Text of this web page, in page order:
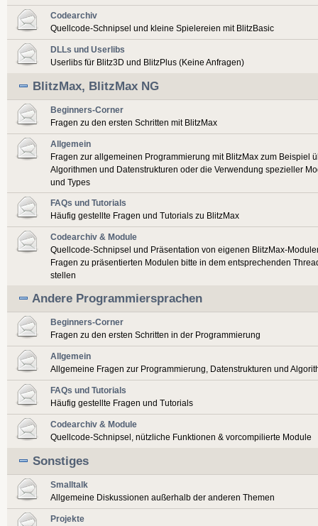
Codearchiv
Quellcode-Schnipsel und kleine Spielereien mit BlitzBasic
DLLs und Userlibs
Userlibs für Blitz3D und BlitzPlus (Keine Anfragen)
BlitzMax, BlitzMax NG
Beginners-Corner
Fragen zu den ersten Schritten mit BlitzMax
Allgemein
Fragen zur allgemeinen Programmierung mit BlitzMax zum Beispiel
Algorithmen und Datenstrukturen oder die Verwendung spezieller
und Types
FAQs und Tutorials
Häufig gestellte Fragen und Tutorials zu BlitzMax
Codearchiv & Module
Quellcode-Schnipsel und Präsentation von eigenen BlitzMax-
Fragen zu präsentierten Modulen bitte in dem entsprechenden
stellen
Andere Programmiersprachen
Beginners-Corner
Fragen zu den ersten Schritten in der Programmierung
Allgemein
Allgemeine Fragen zur Programmierung, Datenstrukturen und
FAQs und Tutorials
Häufig gestellte Fragen und Tutorials
Codearchiv & Module
Quellcode-Schnipsel, nützliche Funktionen & vorcompilierte Module
Sonstiges
Smalltalk
Allgemeine Diskussionen außerhalb der anderen Themen
Projekte